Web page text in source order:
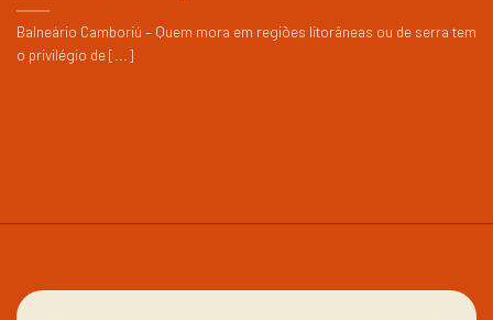
Balneário Camboriú – Quem mora em regiões litorâneas ou de serra tem
o privilégio de [...]